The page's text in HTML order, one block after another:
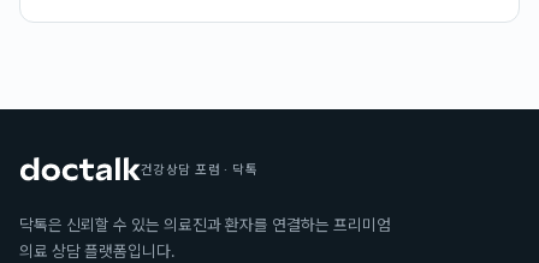
건강상담 포럼 · 닥톡
닥톡은 신뢰할 수 있는 의료진과 환자를 연결하는 프리미엄
의료 상담 플랫폼입니다.